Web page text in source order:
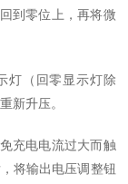
到零位上，再将微
灯（回零显示灯除
新升压。
充电电流过大而触
将输出电压调整钮